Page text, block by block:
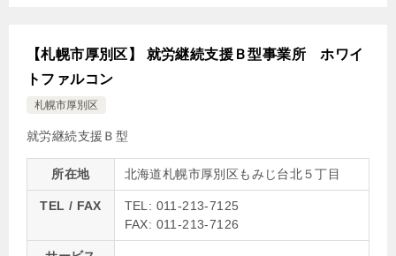
【札幌市厚別区】 就労継続支援Ｂ型事業所 ホワイ
トファルコン
札幌市厚別区
就労継続支援Ｂ型
所在地 北海道札幌市厚別区もみじ台北５丁目
TEL / FAX
TEL: 011-213-7125
FAX: 011-213-7126